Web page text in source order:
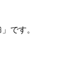
です。